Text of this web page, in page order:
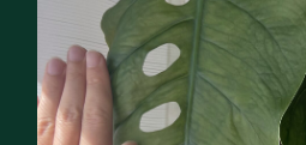
Příjmení *